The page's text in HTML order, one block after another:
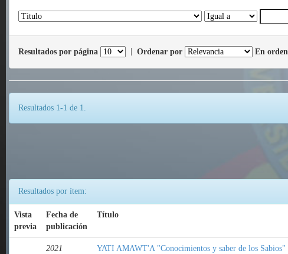
Resultados por página Ordenar por En orden
Resultados 1-1 de 1.
Resultados por ítem:
Vista
previa
Fecha de
publicación
Título
2021 YATI AMAWT'A "Conocimientos y saber de los Sabios"